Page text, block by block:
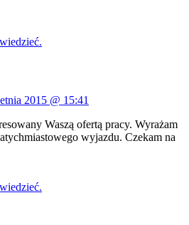
2015 @ 15:41
Waszą ofertą pracy. Wyrażam
wyjazdu. Czekam na